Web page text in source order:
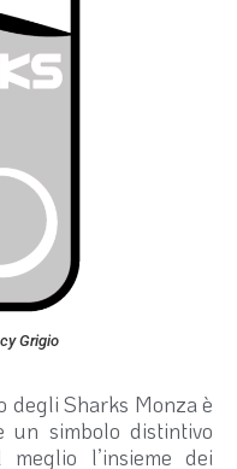
Grigio
degli Sharks Monza è
un simbolo distintivo
l’insieme dei